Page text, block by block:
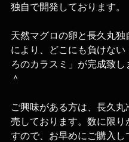
独自で開発しております。
天然マグロの卵と長久丸独
により、どこにも負けない
ろのカラスミ」が完成致し
＾
ご興味がある方は、長久丸
売しております。数に限り
すので、お早めにご購入し